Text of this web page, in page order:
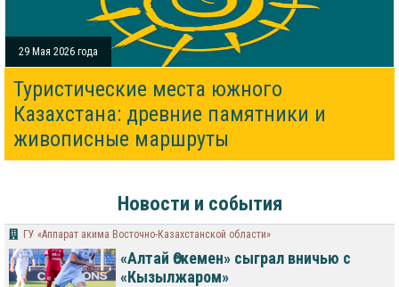
29 Мая 2026 года
Туристические места южного
Казахстана: древние памятники и
живописные маршруты
Новости и события
ГУ «Аппарат акима Восточно-Казахстанской области»
«Алтай Өскемен» сыграл вничью с
«Кызылжаром»